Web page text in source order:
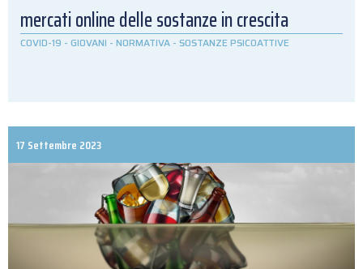
mercati online delle sostanze in crescita
COVID-19 - GIOVANI - NORMATIVA - SOSTANZE PSICOATTIVE
17 Settembre 2023